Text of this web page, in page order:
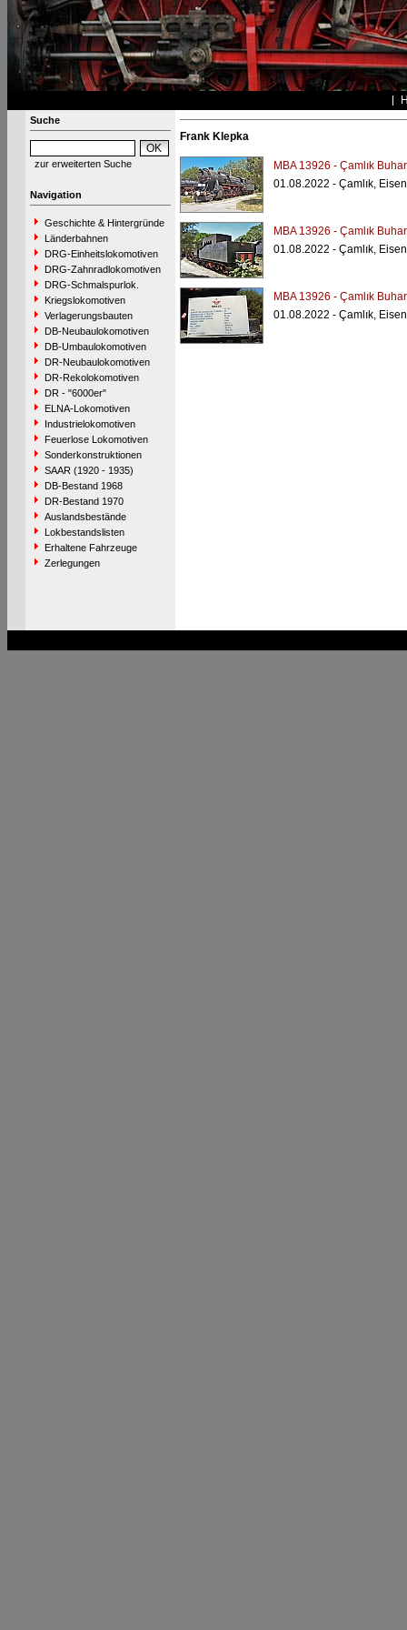
Suche
zur erweiterten Suche
Navigation
Geschichte & Hintergründe
Länderbahnen
DRG-Einheitslokomotiven
DRG-Zahnradlokomotiven
DRG-Schmalspurlok.
Kriegslokomotiven
Verlagerungsbauten
DB-Neubaulokomotiven
DB-Umbaulokomotiven
DR-Neubaulokomotiven
DR-Rekolokomotiven
DR - "6000er"
ELNA-Lokomotiven
Industrielokomotiven
Feuerlose Lokomotiven
Sonderkonstruktionen
SAAR (1920 - 1935)
DB-Bestand 1968
DR-Bestand 1970
Auslandsbestände
Lokbestandslisten
Erhaltene Fahrzeuge
Zerlegungen
Frank Klepka
MBA 13926 - Çamlık
01.08.2022 - Çamlık,
MBA 13926 - Çamlık
01.08.2022 - Çamlık,
MBA 13926 - Çamlık
01.08.2022 - Çamlık,